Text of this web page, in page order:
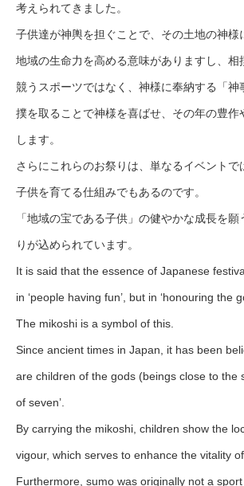
考えられてきました。
子供達が神輿を担ぐことで、その土地の神様
地域の生命力を高める意味がありますし、相
競うスポーツではなく、神様に奉納する「神
撲を取ることで神様を喜ばせ、その年の豊作
します。
さらにこれらのお祭りは、単なるイベントで
子供を育てる仕組みでもあるのです。
「地域の宝である子供」の健やかな成長を
りが込められています。
It is said that the essence of Japanese
in ‘people having fun’, but in ‘honouring the
The mikoshi is a symbol of this.
Since ancient times in Japan, it has been
are children of the gods (beings close to the
of seven’.
By carrying the mikoshi, children show the
vigour, which serves to enhance the vitality
Furthermore, sumo was originally not a